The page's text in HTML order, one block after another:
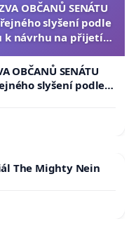
OBČANŮ SENÁTU
slyšení podle
k návrhu na přijetí
OBČANŮ SENÁTU
slyšení podle §
na přijetí
na prezidenta
The Mighty Nein